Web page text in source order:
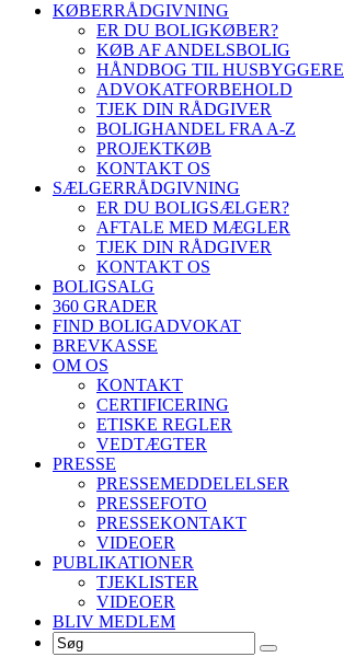
KØBERRÅDGIVNING
ER DU BOLIGKØBER?
KØB AF ANDELSBOLIG
HÅNDBOG TIL HUSBYGGERE
ADVOKATFORBEHOLD
TJEK DIN RÅDGIVER
BOLIGHANDEL FRA A-Z
PROJEKTKØB
KONTAKT OS
SÆLGERRÅDGIVNING
ER DU BOLIGSÆLGER?
AFTALE MED MÆGLER
TJEK DIN RÅDGIVER
KONTAKT OS
BOLIGSALG
360 GRADER
FIND BOLIGADVOKAT
BREVKASSE
OM OS
KONTAKT
CERTIFICERING
ETISKE REGLER
VEDTÆGTER
PRESSE
PRESSEMEDDELELSER
PRESSEFOTO
PRESSEKONTAKT
VIDEOER
PUBLIKATIONER
TJEKLISTER
VIDEOER
BLIV MEDLEM